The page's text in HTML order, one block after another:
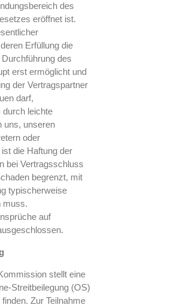
des
eröffnet ist.
Erfüllung die
des
erst ermöglicht und
der Vertragspartner
darf,
durch leichte
uns, unseren
oder
die Haftung der
bei Vertragsschluss
begrenzt, mit
typischerweise
muss.
auf
stellt eine
Streitbeilegung (OS)
finden. Zur Teilnahme